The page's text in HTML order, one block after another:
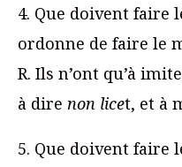
4. Que doivent faire
ordonne de faire le
R. Ils n’ont qu’à
à dire non licet, et à
5. Que doivent faire